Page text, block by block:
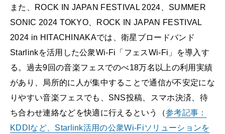
また、ROCK IN JAPAN FESTIVAL 2024、SUMMER
SONIC 2024 TOKYO、ROCK IN JAPAN FESTIVAL
2024 in HITACHINAKAでは、衛星ブロードバンド
Starlinkを活用した公衆Wi-Fi「フェスWi-Fi」を導入す
る。過去9回の音楽フェスでのべ18万名以上の利用実績
があり、局所的に人が集中することで通信が不安定にな
りやすい音楽フェスでも、SNS投稿、スマホ決済、待
ち合わせ連絡などを快適に行えるという（参考記事：
KDDIなど、Starlink活用の公衆Wi-Fiソリューションを